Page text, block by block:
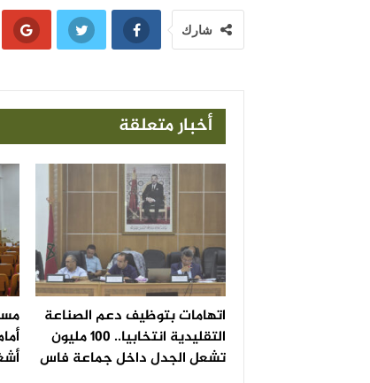
شارك
أخبار متعلقة
اتهامات بتوظيف دعم الصناعة
التقليدية انتخابيا.. 100 مليون
تشعل الجدل داخل جماعة فاس